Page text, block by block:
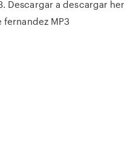
Descargar a descargar
MP3